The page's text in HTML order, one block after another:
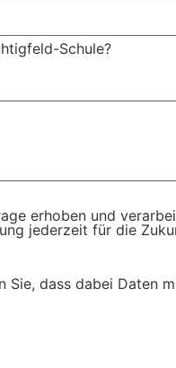
Schule?
erhoben und
jederzeit für die
Sie, dass dabei Daten